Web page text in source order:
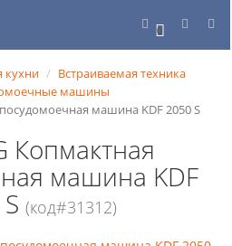
0
кухни
Встраиваемая техника
машины
машина KDF 2050 S
Копмактная
машина KDF
(код#31312)